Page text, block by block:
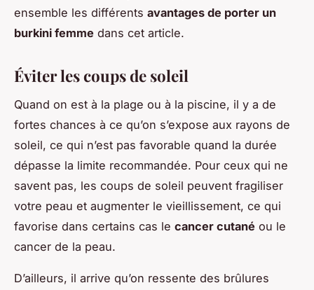
ensemble les différents avantages de porter un
burkini femme dans cet article.
Éviter les coups de soleil
Quand on est à la plage ou à la piscine, il y a de
fortes chances à ce qu’on s’expose aux rayons de
soleil, ce qui n’est pas favorable quand la durée
dépasse la limite recommandée. Pour ceux qui ne
savent pas, les coups de soleil peuvent fragiliser
votre peau et augmenter le vieillissement, ce qui
favorise dans certains cas le cancer cutané ou le
cancer de la peau.
D’ailleurs, il arrive qu’on ressente des brûlures